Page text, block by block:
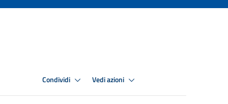
Condividi Vedi azioni